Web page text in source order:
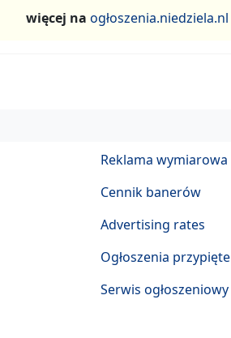
więcej na ogłoszenia.niedziela.nl
Reklama wymiarowa
Cennik banerów
Advertising rates
Ogłoszenia przypięte
Serwis ogłoszeniowy